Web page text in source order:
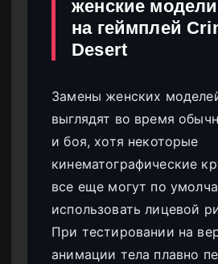
женские
на геймплей
Desert
Замены женских
выглядят во время
и боя, хотя некоторые
кинематографические
все еще могут по
использовать лицевой
При тестировании на
анимации тела плавно